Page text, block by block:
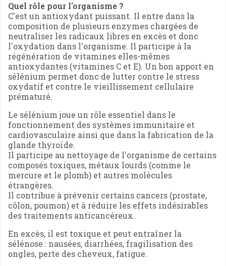
Quel rôle pour l'organisme ?
C'est un antioxydant puissant. Il entre dans la
composition de plusieurs enzymes chargées de
neutraliser les radicaux libres en excès et donc
l'oxydation dans l'organisme. Il participe à la
régénération de vitamines elles-mêmes
antioxydantes (vitamines C et E). Un bon apport en
sélénium permet donc de lutter contre le stress
oxydatif et contre le vieillissement cellulaire
prématuré.
Le sélénium joue un rôle essentiel dans le
fonctionnement des systèmes immunitaire et
cardiovasculaire ainsi que dans la fabrication de la
glande thyroïde.
Il participe au nettoyage de l'organisme de certains
composés toxiques, métaux lourds (comme le
mercure et le plomb) et autres molécules
étrangères.
Il contribue à prévenir certains cancers (prostate,
côlon, poumon) et à réduire les effets indésirables
des traitements anticancéreux.
En excès, il est toxique et peut entraîner la
sélénose : nausées, diarrhées, fragilisation des
ongles, perte des cheveux, fatigue.